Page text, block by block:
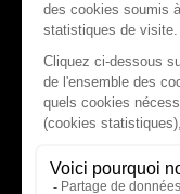
culture du
CABINET
20 avenue